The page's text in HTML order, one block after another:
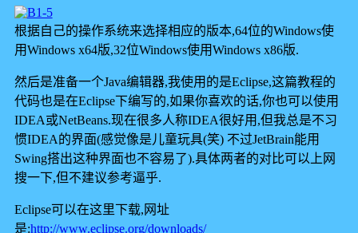
根据自己的操作系统来选择相应的版本,64位的Windows使
用Windows x64版,32位Windows使用Windows x86版.
然后是准备一个Java编辑器,我使用的是Eclipse,这篇教程的
代码也是在Eclipse下编写的,如果你喜欢的话,你也可以使用
IDEA或NetBeans.现在很多人称IDEA很好用,但我总是不习
惯IDEA的界面(感觉像是儿童玩具(笑) 不过JetBrain能用
Swing搭出这种界面也不容易了).具体两者的对比可以上网
搜一下,但不建议参考逼乎.
Eclipse可以在这里下载,网址
是:http://www.eclipse.org/downloads/